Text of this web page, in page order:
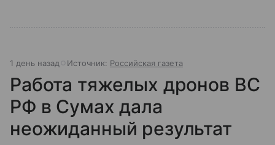
1 день назад Источник: Российская газета
Работа тяжелых дронов ВС
РФ в Сумах дала
неожиданный результат